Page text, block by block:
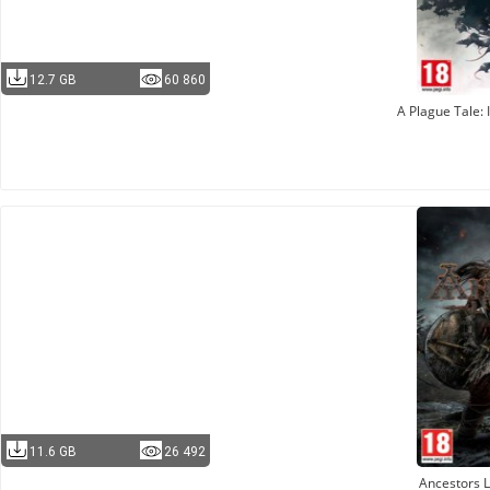
12.7 GB 60 860
A Plague Tale:
11.6 GB 26 492
Ancestors